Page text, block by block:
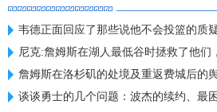
韦德正面回应了那些说他不会投篮的质疑
尼克:詹姆斯在湖人最低谷时拯救了他们
詹姆斯在洛杉矶的处境及重返费城后的
谈谈勇士的几个问题：波杰的续约、最困